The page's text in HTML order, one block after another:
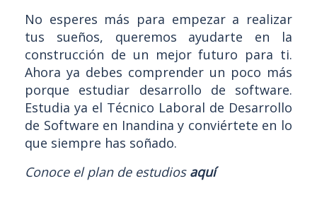
No esperes más para empezar a realizar
tus sueños, queremos ayudarte en la
construcción de un mejor futuro para ti.
Ahora ya debes comprender un poco más
porque estudiar desarrollo de software.
Estudia ya el Técnico Laboral de Desarrollo
de Software en Inandina y conviértete en lo
que siempre has soñado.
Conoce el plan de estudios aquí